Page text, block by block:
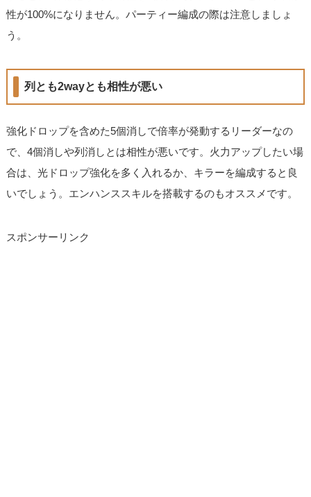
性が100%になりません。パーティー編成の際は注意しましょ
う。
列とも2wayとも相性が悪い
強化ドロップを含めた5個消しで倍率が発動するリーダーなの
で、4個消しや列消しとは相性が悪いです。火力アップしたい場
合は、光ドロップ強化を多く入れるか、キラーを編成すると良
いでしょう。エンハンススキルを搭載するのもオススメです。
スポンサーリンク